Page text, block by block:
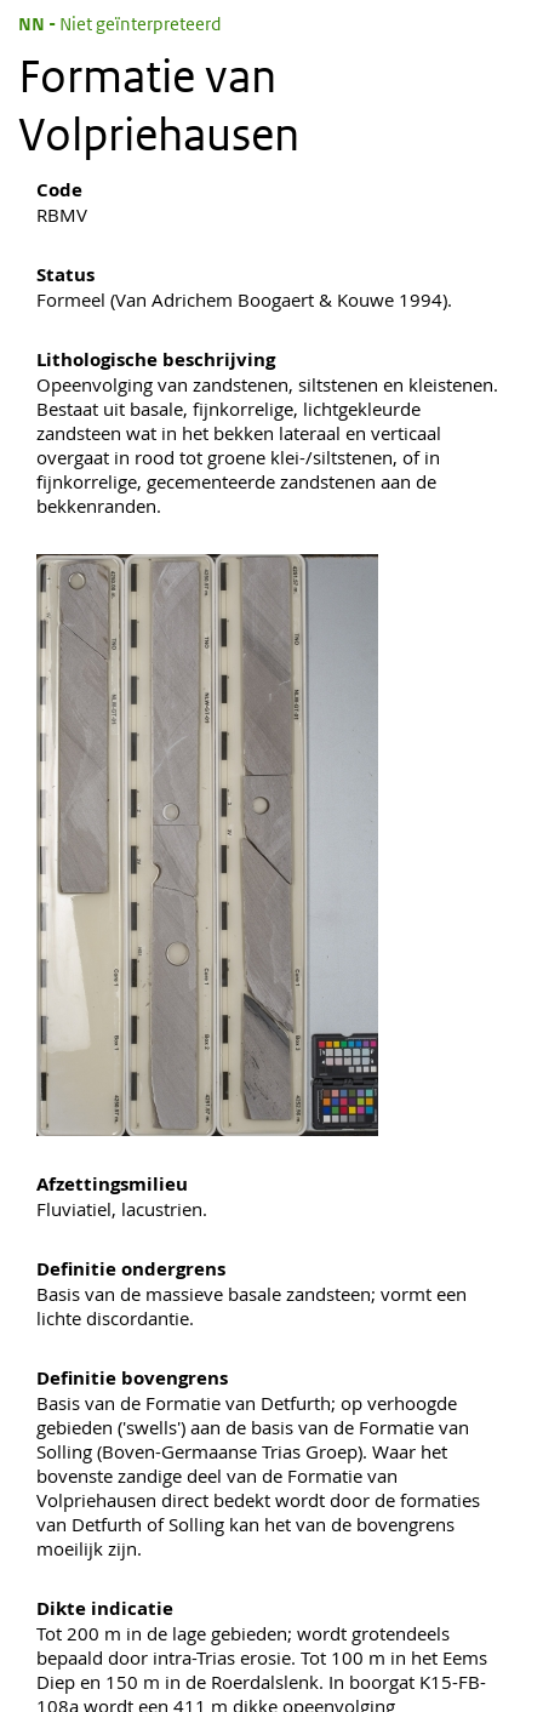
NN
Niet geïnterpreteerd
Formatie van
Volpriehausen
Code
RBMV
Status
Formeel (Van Adrichem Boogaert & Kouwe 1994).
Lithologische beschrijving
Opeenvolging van zandstenen, siltstenen en kleistenen.
Bestaat uit basale, fijnkorrelige, lichtgekleurde
zandsteen wat in het bekken lateraal en verticaal
overgaat in rood tot groene klei-/siltstenen, of in
fijnkorrelige, gecementeerde zandstenen aan de
bekkenranden.
Afzettingsmilieu
Fluviatiel, lacustrien.
Definitie ondergrens
Basis van de massieve basale zandsteen; vormt een
lichte discordantie.
Definitie bovengrens
Basis van de Formatie van Detfurth; op verhoogde
gebieden ('swells') aan de basis van de Formatie van
Solling (Boven-Germaanse Trias Groep). Waar het
bovenste zandige deel van de Formatie van
Volpriehausen direct bedekt wordt door de formaties
van Detfurth of Solling kan het van de bovengrens
moeilijk zijn.
Dikte indicatie
Tot 200 m in de lage gebieden; wordt grotendeels
bepaald door intra-Trias erosie. Tot 100 m in het Eems
Diep en 150 m in de Roerdalslenk. In boorgat K15-FB-
108a wordt een 411 m dikke opeenvolging